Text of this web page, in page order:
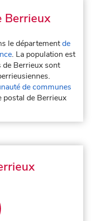
Berrieux
le départementde
. La population est
de Berrieux sont
de communes
postal de Berrieux